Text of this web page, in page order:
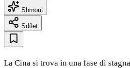
Shrnout
Sdílet
La Cina si trova in una fase di